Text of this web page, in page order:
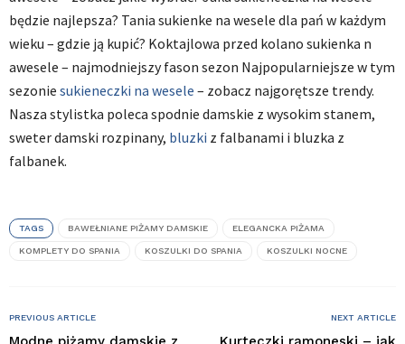
będzie najlepsza? Tania sukienke na wesele dla pań w każdym
wieku – gdzie ją kupić? Koktajlowa przed kolano sukienka n
awesele – najmodniejszy fason sezon Najpopularniejsze w tym
sezonie sukieneczki na wesele – zobacz najgorętsze trendy.
Nasza stylistka poleca spodnie damskie z wysokim stanem,
sweter damski rozpinany, bluzki z falbanami i bluzka z
falbanek.
TAGS BAWEŁNIANE PIŻAMY DAMSKIE ELEGANCKA PIŻAMA
KOMPLETY DO SPANIA KOSZULKI DO SPANIA KOSZULKI NOCNE
PREVIOUS ARTICLE NEXT ARTICLE